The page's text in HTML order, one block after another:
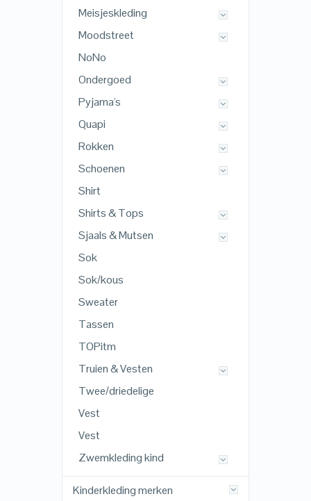
Meisjeskleding
Moodstreet
NoNo
Ondergoed
Pyjama's
Quapi
Rokken
Schoenen
Shirt
Shirts & Tops
Sjaals & Mutsen
Sok
Sok/kous
Sweater
Tassen
TOPitm
Truien & Vesten
Twee/driedelige
Vest
Vest
Zwemkleding kind
Kinderkleding merken